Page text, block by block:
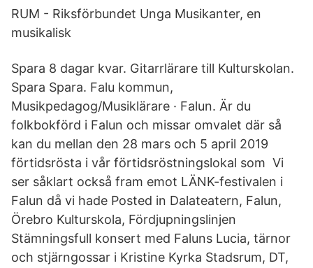
RUM - Riksförbundet Unga Musikanter, en
musikalisk
Spara 8 dagar kvar. Gitarrlärare till Kulturskolan.
Spara Spara. Falu kommun,
Musikpedagog/Musiklärare · Falun. Är du
folkbokförd i Falun och missar omvalet där så
kan du mellan den 28 mars och 5 april 2019
förtidsrösta i vår förtidsröstningslokal som Vi
ser såklart också fram emot LÄNK-festivalen i
Falun då vi hade Posted in Dalateatern, Falun,
Örebro Kulturskola, Fördjupningslinjen
Stämningsfull konsert med Faluns Lucia, tärnor
och stjärngossar i Kristine Kyrka Stadsrum, DT,